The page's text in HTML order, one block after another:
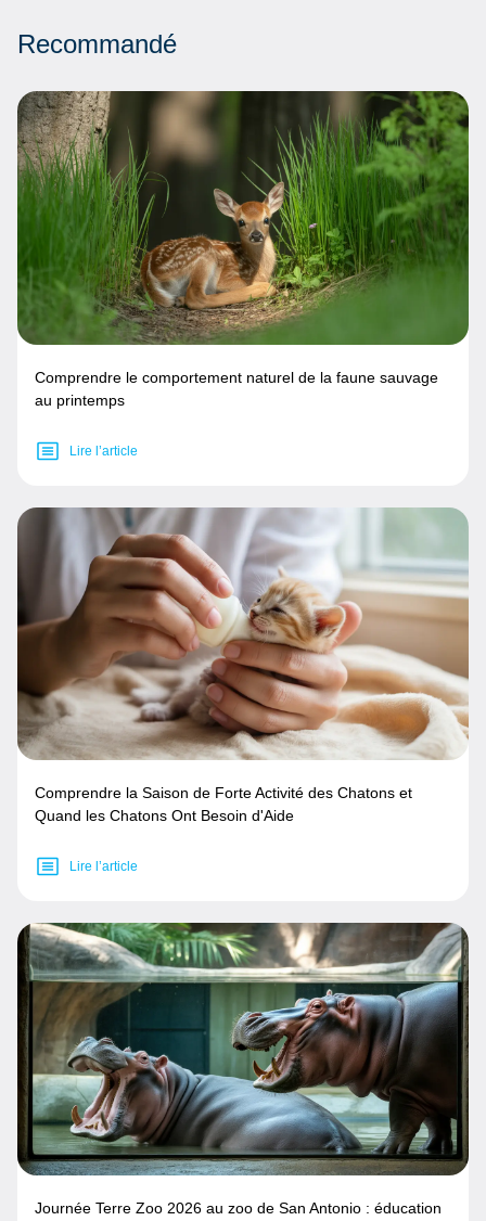
Recommandé
Comprendre le comportement naturel de la faune sauvage
au printemps
Lire l’article
Comprendre la Saison de Forte Activité des Chatons et
Quand les Chatons Ont Besoin d'Aide
Lire l’article
Journée Terre Zoo 2026 au zoo de San Antonio : éducation